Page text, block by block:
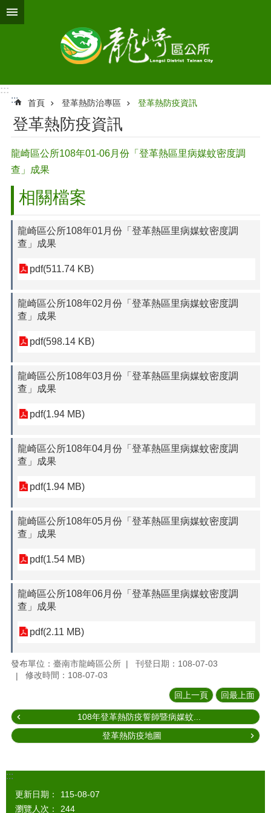
跳到主要內容區塊
:::
:::
首頁 登革熱防治專區 登革熱防疫資訊
登革熱防疫資訊
龍崎區公所108年01-06月份「登革熱區里病媒蚊密度調
查」成果
相關檔案
龍崎區公所108年01月份「登革熱區里病媒蚊密度調
查」成果
pdf(511.74 KB)
龍崎區公所108年02月份「登革熱區里病媒蚊密度調
查」成果
pdf(598.14 KB)
龍崎區公所108年03月份「登革熱區里病媒蚊密度調
查」成果
pdf(1.94 MB)
龍崎區公所108年04月份「登革熱區里病媒蚊密度調
查」成果
pdf(1.94 MB)
龍崎區公所108年05月份「登革熱區里病媒蚊密度調
查」成果
pdf(1.54 MB)
龍崎區公所108年06月份「登革熱區里病媒蚊密度調
查」成果
pdf(2.11 MB)
發布單位：臺南市龍崎區公所
刊登日期：108-07-03
修改時間：108-07-03
回上一頁 回最上面
108年登革熱防疫誓師暨病媒蚊...
登革熱防疫地圖
:::
更新日期：
115-08-07
瀏覽人次：
244